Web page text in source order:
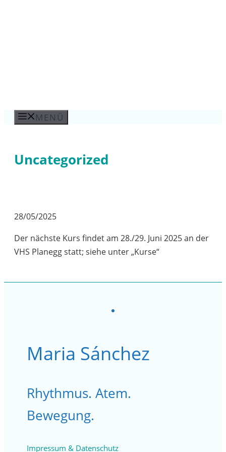
MENÜ
Uncategorized
28/05/2025
Der nächste Kurs findet am 28./29. Juni 2025 an der
VHS Planegg statt; siehe unter „Kurse“
Maria Sánchez
Rhythmus. Atem.
Bewegung.
Impressum & Datenschutz